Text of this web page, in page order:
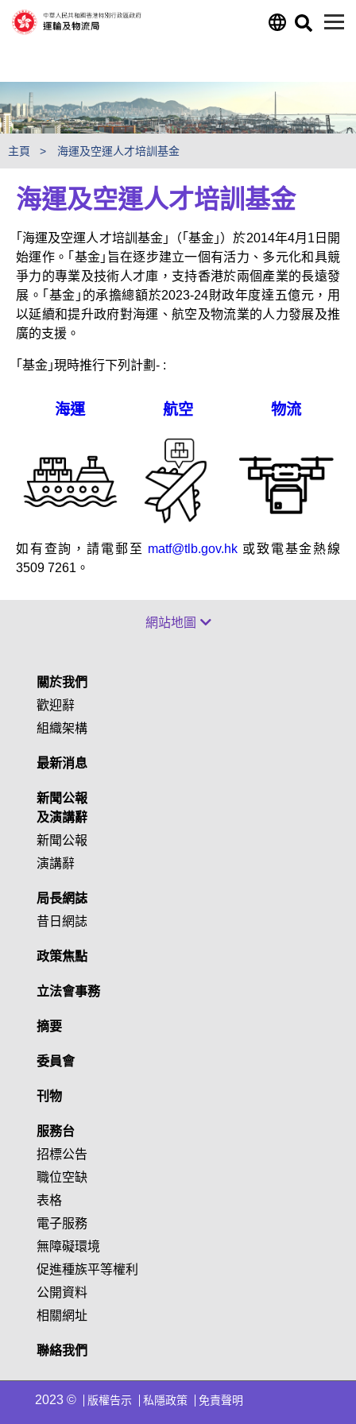
主頁 海運及空運人才培訓基金
海運及空運人才培訓基金
｢海運及空運人才培訓基金｣（｢基金｣）於2014年4月1日開
始運作。｢基金｣旨在逐步建立一個有活力、多元化和具競
爭力的專業及技術人才庫，支持香港於兩個產業的長遠發
展。｢基金｣的承擔總額於2023-24財政年度達五億元，用
以延續和提升政府對海運、航空及物流業的人力發展及推
廣的支援。
｢基金｣現時推行下列計劃- :
海運 航空 物流
如有查詢，請電郵至 matf@tlb.gov.hk 或致電基金熱線
3509 7261。
網站地圖
關於我們
歡迎辭
組織架構
最新消息
新聞公報
及演講辭
新聞公報
演講辭
局長網誌
昔日網誌
政策焦點
立法會事務
摘要
委員會
刊物
服務台
招標公告
職位空缺
表格
電子服務
無障礙環境
促進種族平等權利
公開資料
相關網址
聯絡我們
2023 © 版權告示 私隱政策 免責聲明